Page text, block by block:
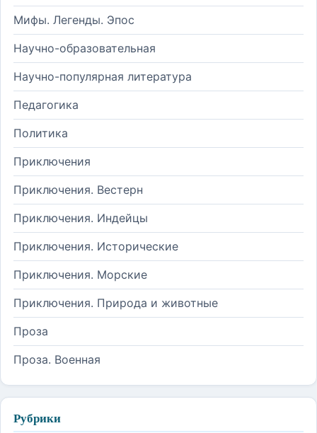
Мифы. Легенды. Эпос
Научно-образовательная
Научно-популярная литература
Педагогика
Политика
Приключения
Приключения. Вестерн
Приключения. Индейцы
Приключения. Исторические
Приключения. Морские
Приключения. Природа и животные
Проза
Проза. Военная
Рубрики